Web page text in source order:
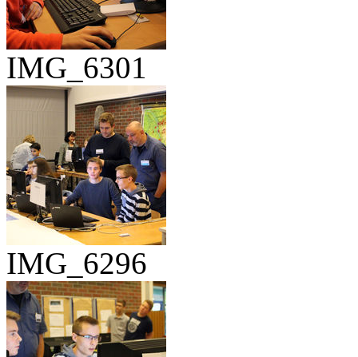
IMG_6301
IMG_6296